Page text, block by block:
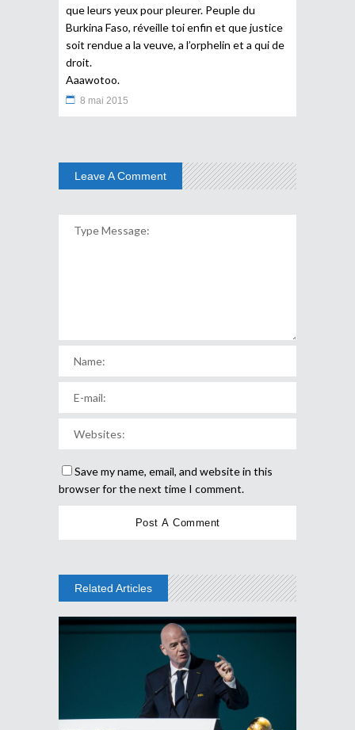
que leurs yeux pour pleurer. Peuple du
Burkina Faso, réveille toi enfin et que justice
soit rendue a la veuve, a l’orphelin et a qui de
droit.
Aaawotoo.
8 mai 2015
Leave A Comment
Save my name, email, and website in this
browser for the next time I comment.
Related Articles